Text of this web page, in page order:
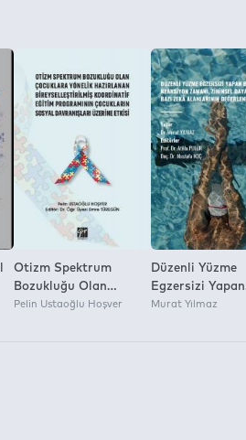
Otizm Spektrum
Bozukluğu Olan
Çocuklara Yönelik
Pelin Ustaoğlu Hoşver
Düzenli Yüzme
Egzersizi Yapan
Bireylerin
Murat Yılmaz